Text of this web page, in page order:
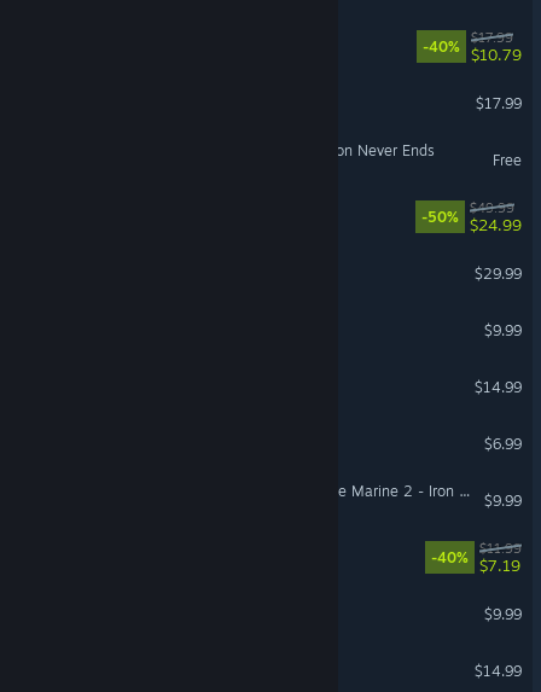
-40%
$17.99
$10.79
$17.99
Cell to Singularity - Evolution Never Ends
Free
-50%
$49.99
$24.99
$29.99
$9.99
$14.99
$6.99
Warhammer 40,000: Space Marine 2 - Iron Hands Chapter Pack
$9.99
-40%
$11.99
$7.19
$9.99
$14.99